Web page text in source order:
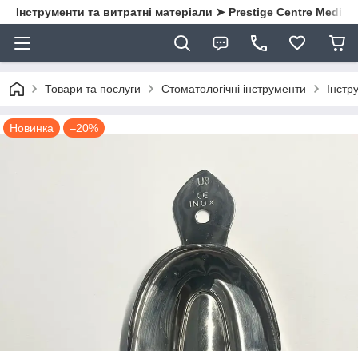
Інструменти та витратні матеріали ➤ Prestige Centre Medical
Товари та послуги Стоматологічні інструменти
Новинка –20%